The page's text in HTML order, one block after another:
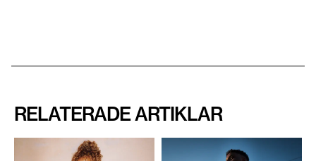
RELATERADE ARTIKLAR